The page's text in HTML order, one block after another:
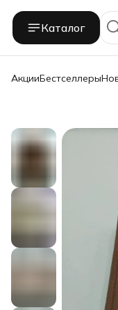
Каталог
АкцииБестселлеры